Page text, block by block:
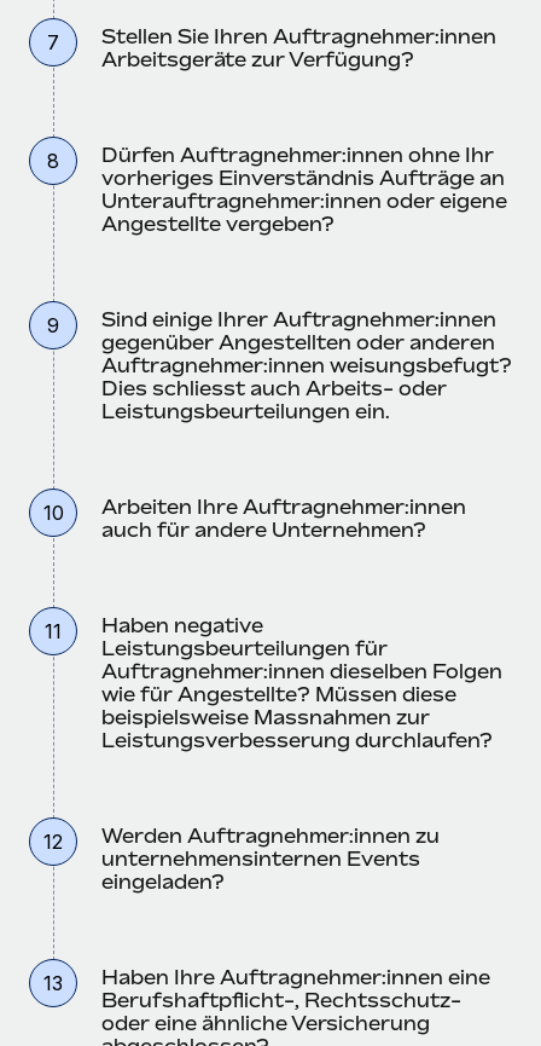
7
Stellen Sie Ihren Auftragnehmer:innen
Arbeitsgeräte zur Verfügung?
8
Dürfen Auftragnehmer:innen ohne Ihr
vorheriges Einverständnis Aufträge an
Unterauftragnehmer:innen oder eigene
Angestellte vergeben?
9
Sind einige Ihrer Auftragnehmer:innen
gegenüber Angestellten oder anderen
Auftragnehmer:innen weisungsbefugt?
Dies schliesst auch Arbeits- oder
Leistungsbeurteilungen ein.
10
Arbeiten Ihre Auftragnehmer:innen
auch für andere Unternehmen?
11
Haben negative
Leistungsbeurteilungen für
Auftragnehmer:innen dieselben Folgen
wie für Angestellte? Müssen diese
beispielsweise Massnahmen zur
Leistungsverbesserung durchlaufen?
12
Werden Auftragnehmer:innen zu
unternehmensinternen Events
eingeladen?
13
Haben Ihre Auftragnehmer:innen eine
Berufshaftpflicht-, Rechtsschutz-
oder eine ähnliche Versicherung